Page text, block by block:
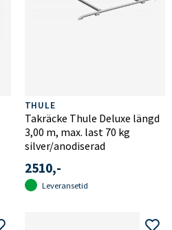
THULE
Takräcke Thule Deluxe längd
3,00 m, max. last 70 kg
silver/anodiserad
2510,-
Leveransetid